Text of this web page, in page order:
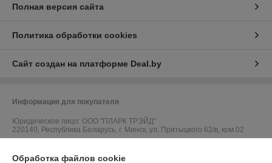
Полная версия сайта
Политика обработки cookies
Сайт создан на платформе Deal.by
Информация для покупателя
Юридическое лицо: ООО "ПЛАРК ТРЭЙД"
220140, Республика Беларусь, г. Минск, ул. Притыцкого 62/в, ком.02
Обработка файлов cookie